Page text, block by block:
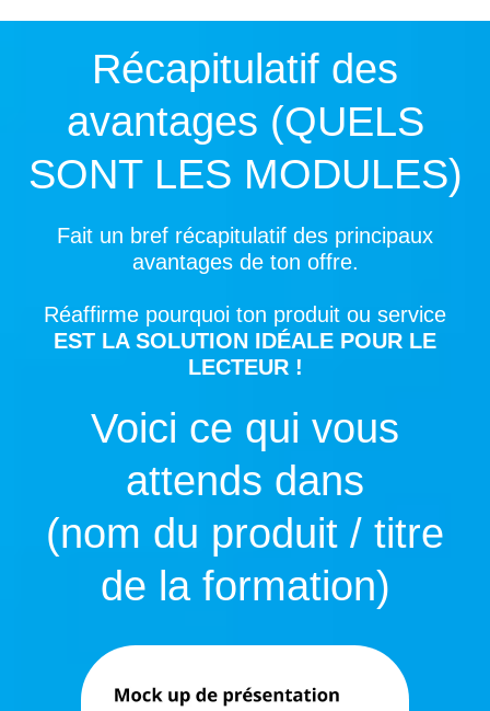
Récapitulatif des
avantages (QUELS
SONT LES MODULES)
Fait un bref récapitulatif des principaux
avantages de ton offre.
Réaffirme pourquoi ton produit ou service
EST LA SOLUTION IDÉALE POUR LE
LECTEUR !
Voici ce qui vous
attends dans
(nom du produit / titre
de la formation)